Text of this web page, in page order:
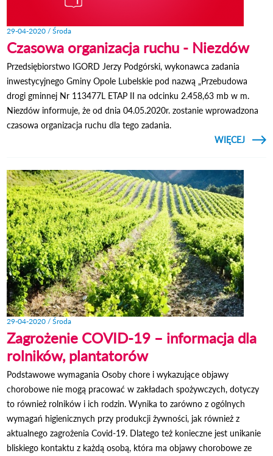
29-04-2020 / Środa
Czasowa organizacja ruchu - Niezdów
Przedsiębiorstwo IGORD Jerzy Podgórski, wykonawca zadania
inwestycyjnego Gminy Opole Lubelskie pod nazwą „Przebudowa
drogi gminnej Nr 113477L ETAP II na odcinku 2.458,63 mb w m.
Niezdów informuje, że od dnia 04.05.2020r. zostanie wprowadzona
czasowa organizacja ruchu dla tego zadania.
CZYTAJ
WIĘCEJ
O
29-04-2020 / Środa
Zagrożenie COVID-19 – informacja dla
rolników, plantatorów
Podstawowe wymagania Osoby chore i wykazujące objawy
chorobowe nie mogą pracować w zakładach spożywczych, dotyczy
to również rolników i ich rodzin. Wynika to zarówno z ogólnych
wymagań higienicznych przy produkcji żywności, jak również z
aktualnego zagrożenia Covid-19. Dlatego też konieczne jest unikanie
bliskiego kontaktu z każdą osobą, która ma objawy chorobowe ze